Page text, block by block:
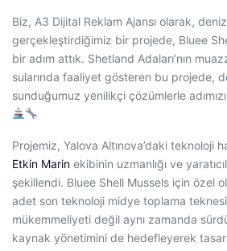
Biz, A3 Dijital Reklam Ajansı olarak,
gerçekleştirdiğimiz bir projede, Bluee
bir adım attık. Shetland Adaları’nın
sularında faaliyet gösteren bu projede,
sunduğumuz yenilikçi çözümlerle
Projemiz, Yalova Altınova’daki teknoloji
Etkin Marin ekibinin uzmanlığı ve
şekillendi. Bluee Shell Mussels için özel
adet son teknoloji midye toplama
mükemmeliyeti değil aynı zamanda
kaynak yönetimini de hedefleyerek